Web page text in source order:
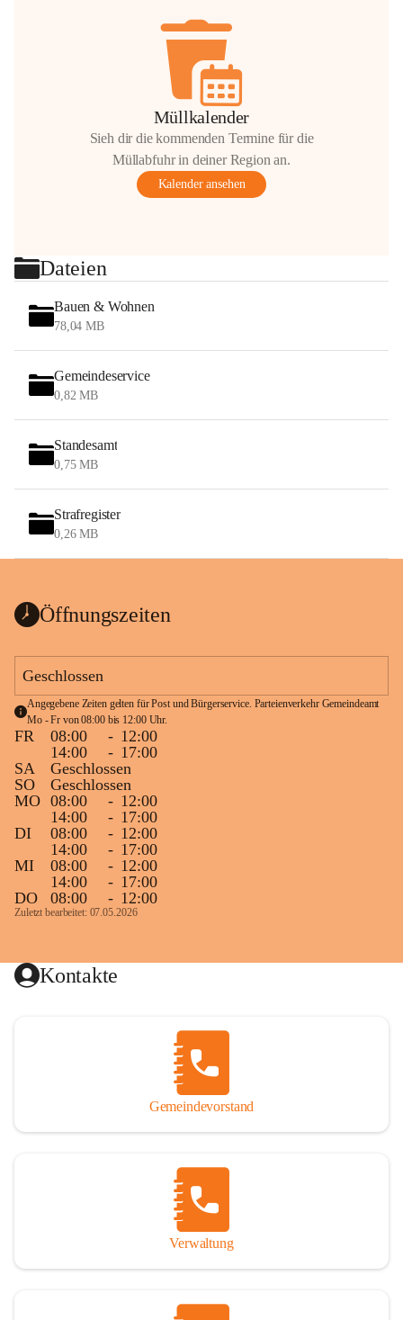
Müllkalender
Sieh dir die kommenden Termine für die
Müllabfuhr in deiner Region an.
Kalender ansehen
Dateien
Bauen & Wohnen
78,04 MB
Gemeindeservice
0,82 MB
Standesamt
0,75 MB
Strafregister
0,26 MB
Öffnungszeiten
Geschlossen
Angegebene Zeiten gelten für Post und Bürgerservice. Parteienverkehr Gemeindeamt
Mo - Fr von 08:00 bis 12:00 Uhr.
FR 08:00 - 12:00
14:00
- 17:00
SA
Geschlossen
SO
Geschlossen
MO 08:00 - 12:00
14:00
- 17:00
DI
08:00 - 12:00
14:00
- 17:00
MI
08:00 - 12:00
14:00
- 17:00
DO
08:00 - 12:00
Zuletzt bearbeitet: 07.05.2026
Kontakte
Gemeindevorstand
Verwaltung